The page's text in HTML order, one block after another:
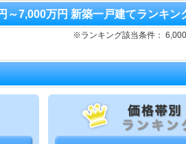
～7,000万円 新築一戸建てランキン
※ランキング該当条件：